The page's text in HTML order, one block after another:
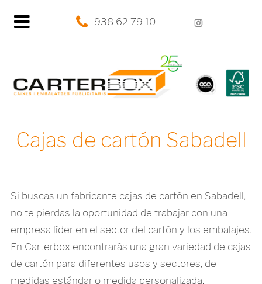
938 62 79 10
Cajas de cartón Sabadell
Si buscas un fabricante cajas de cartón en Sabadell,
no te pierdas la oportunidad de trabajar con una
empresa líder en el sector del cartón y los embalajes.
En Carterbox encontrarás una gran variedad de cajas
de cartón para diferentes usos y sectores, de
medidas estándar o medida personalizada.